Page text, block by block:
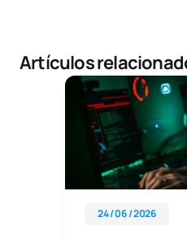
Artículos
24 / 06 / 2026